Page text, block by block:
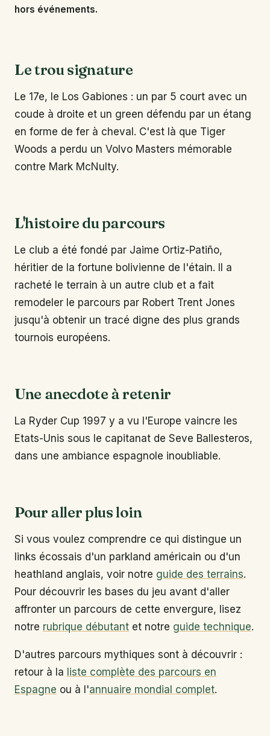
hors événements.
Le trou signature
Le 17e, le Los Gabiones : un par 5 court avec un
coude à droite et un green défendu par un étang
en forme de fer à cheval. C'est là que Tiger
Woods a perdu un Volvo Masters mémorable
contre Mark McNulty.
L'histoire du parcours
Le club a été fondé par Jaime Ortiz-Patiño,
héritier de la fortune bolivienne de l'étain. Il a
racheté le terrain à un autre club et a fait
remodeler le parcours par Robert Trent Jones
jusqu'à obtenir un tracé digne des plus grands
tournois européens.
Une anecdote à retenir
La Ryder Cup 1997 y a vu l'Europe vaincre les
Etats-Unis sous le capitanat de Seve Ballesteros,
dans une ambiance espagnole inoubliable.
Pour aller plus loin
Si vous voulez comprendre ce qui distingue un
links écossais d'un parkland américain ou d'un
heathland anglais, voir notre guide des terrains.
Pour découvrir les bases du jeu avant d'aller
affronter un parcours de cette envergure, lisez
notre rubrique débutant et notre guide technique.
D'autres parcours mythiques sont à découvrir :
retour à la liste complète des parcours en
Espagne ou à l'annuaire mondial complet.